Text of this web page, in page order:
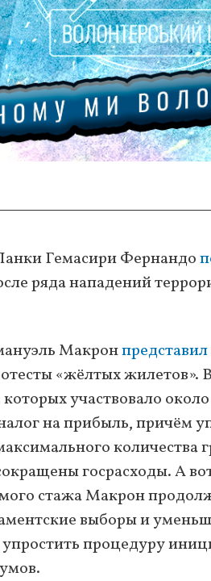
Гемасири Фернандо
ряда нападений
Макронпредставил
«жёлтых жилетов».
участвовало
на прибыль, причём
количества
госрасходы. А
стажа Макрон
выборы и
процедуру